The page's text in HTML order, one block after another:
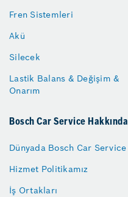
Fren Sistemleri
Akü
Silecek
Lastik Balans & Değişim &
Onarım
Bosch Car Service Hakkında
Dünyada Bosch Car Service
Hizmet Politikamız
İş Ortakları